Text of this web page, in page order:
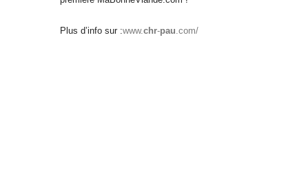
Plus d’info sur :www.chr-pau.com/